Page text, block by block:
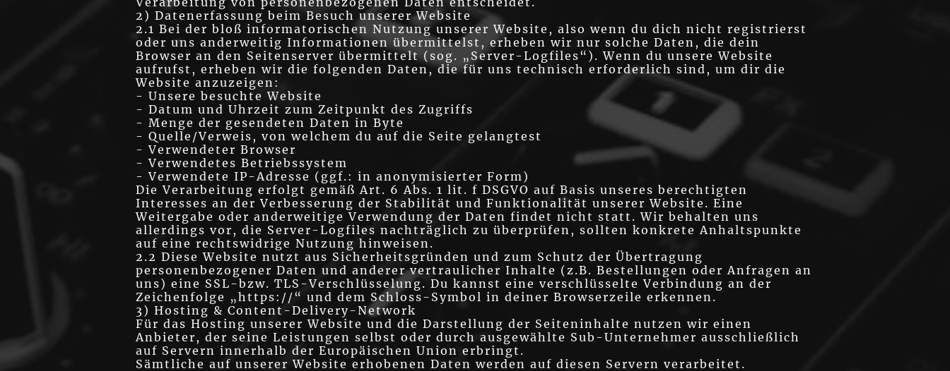
2) Datenerfassung beim Besuch unserer Website
2.1 Bei der bloß informatorischen Nutzung unserer Website, also wenn du dich nicht registrierst
oder uns anderweitig Informationen übermittelst, erheben wir nur solche Daten, die dein
Browser an den Seitenserver übermittelt (sog. „Server-Logfiles“). Wenn du unsere Website
aufrufst, erheben wir die folgenden Daten, die für uns technisch erforderlich sind, um dir die
Website anzuzeigen:
- Unsere besuchte Website
- Datum und Uhrzeit zum Zeitpunkt des Zugriffs
- Menge der gesendeten Daten in Byte
- Quelle/Verweis, von welchem du auf die Seite gelangtest
- Verwendeter Browser
- Verwendetes Betriebssystem
- Verwendete IP-Adresse (ggf.: in anonymisierter Form)
Die Verarbeitung erfolgt gemäß Art. 6 Abs. 1 lit. f DSGVO auf Basis unseres berechtigten
Interesses an der Verbesserung der Stabilität und Funktionalität unserer Website. Eine
Weitergabe oder anderweitige Verwendung der Daten findet nicht statt. Wir behalten uns
allerdings vor, die Server-Logfiles nachträglich zu überprüfen, sollten konkrete Anhaltspunkte
auf eine rechtswidrige Nutzung hinweisen.
2.2 Diese Website nutzt aus Sicherheitsgründen und zum Schutz der Übertragung
personenbezogener Daten und anderer vertraulicher Inhalte (z.B. Bestellungen oder Anfragen an
uns) eine SSL-bzw. TLS-Verschlüsselung. Du kannst eine verschlüsselte Verbindung an der
Zeichenfolge „https://“ und dem Schloss-Symbol in deiner Browserzeile erkennen.
3) Hosting & Content-Delivery-Network
Für das Hosting unserer Website und die Darstellung der Seiteninhalte nutzen wir einen
Anbieter, der seine Leistungen selbst oder durch ausgewählte Sub-Unternehmer ausschließlich
auf Servern innerhalb der Europäischen Union erbringt.
Sämtliche auf unserer Website erhobenen Daten werden auf diesen Servern verarbeitet.